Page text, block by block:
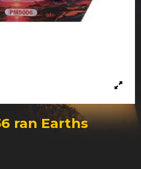
ran Earths